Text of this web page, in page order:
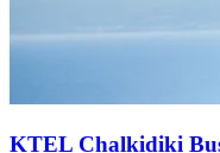
KTEL Chalkidiki